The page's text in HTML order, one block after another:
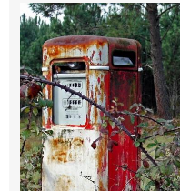
o
d
è
l
e
V
o
l
t
e
c
p